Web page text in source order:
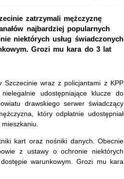
zatrzymali mężczyznę
najbardziej popularnych
niektórych usług świadczonych
Grozi mu kara do 3 lat
Szczecinie wraz z policjantami z KPP
udostępniające klucze do
drawskiego serwer świadczący
który odpłatnie udostępniał
kart oraz nośniki danych. Obecnie
z ustawy o ochronie niektórych
warunkowym. Grozi mu kara